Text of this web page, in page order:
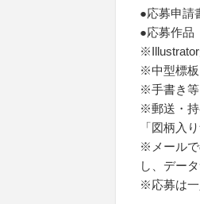
●応募申請
●応募作品
※中型標板
※手書き等
※郵送・持
「図柄入
※メールで
し、デー
※応募は一